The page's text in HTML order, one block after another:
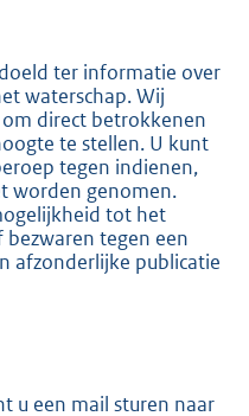
ter informatie over
waterschap. Wij
direct betrokkenen
te stellen. U kunt
tegen indienen,
worden genomen.
tot het
tegen een
afzonderlijke publicatie
u een mail sturen naar